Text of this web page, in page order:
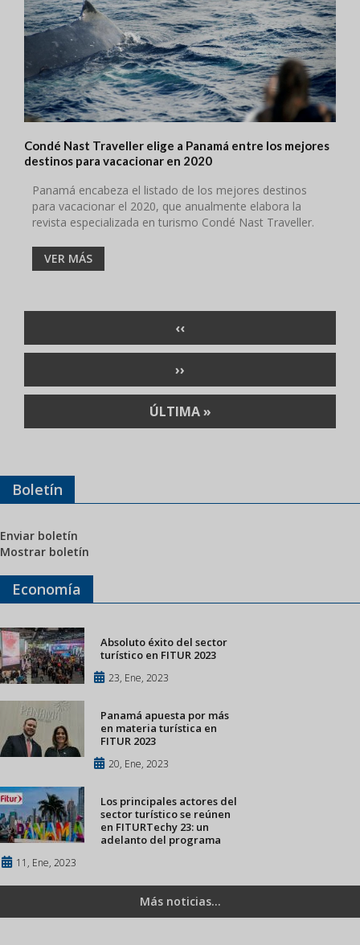
Condé Nast Traveller elige a Panamá entre los mejores
destinos para vacacionar en 2020
Panamá encabeza el listado de los mejores destinos
para vacacionar el 2020, que anualmente elabora la
revista especializada en turismo Condé Nast Traveller.
VER MÁS
PÁGINA
ANTERIOR
‹‹
SIGUIENTE
PÁGINA
››
ÚLTIMA
PÁGINA
ÚLTIMA »
Boletín
Enviar boletín
Mostrar boletín
Economía
Absoluto éxito del sector
turístico en FITUR 2023
23, Ene, 2023
Panamá apuesta por más
en materia turística en
FITUR 2023
20, Ene, 2023
Los principales actores del
sector turístico se reúnen
en FITURTechy 23: un
adelanto del programa
11, Ene, 2023
Más noticias...